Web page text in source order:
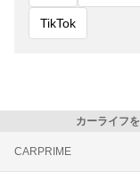
TikTok
カーライフ
CARPRIME